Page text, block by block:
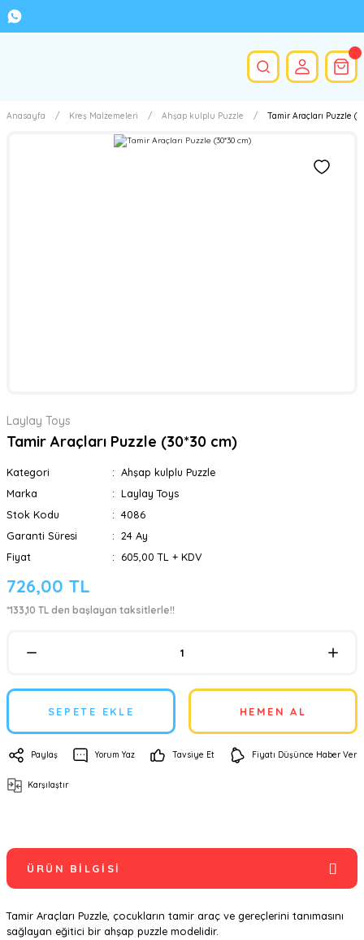
Anasayfa Kreş Malzemeleri Ahşap kulplu Puzzle Tamir Araçları Puzzle
Laylay Toys
Tamir Araçları Puzzle (30*30 cm)
Kategori
Ahşap kulplu Puzzle
Marka
Laylay Toys
Stok Kodu
4086
Garanti Süresi
24 Ay
Fiyat
605,00 TL + KDV
726,00 TL
*133,10 TL den başlayan taksitlerle!!
SEPETE EKLE HEMEN AL
Paylaş Yorum Yaz Tavsiye Et Fiyatı Düşünce Haber Ver
Karşılaştır
ÜRÜN BILGISI
Tamir Araçları Puzzle, çocukların tamir araç ve gereçlerini tanımasını
sağlayan eğitici bir ahşap puzzle modelidir.